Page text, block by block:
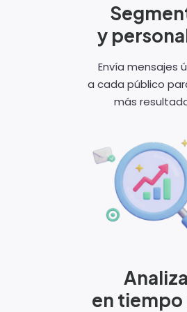
y
Envía mensajes
a cada público
más
Analiza
en tiempo